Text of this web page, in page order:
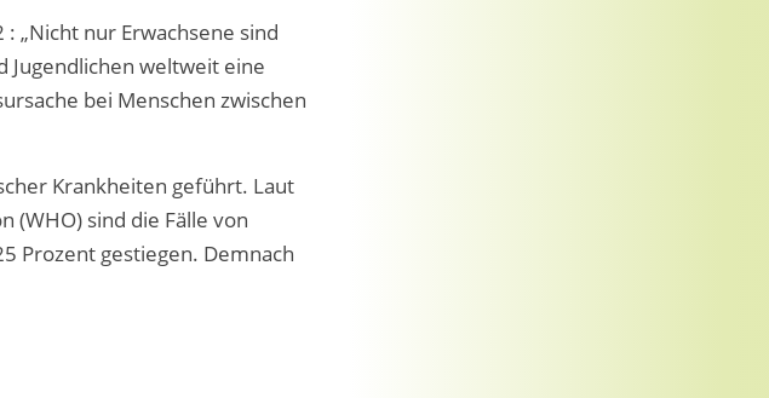
„Nicht nur Erwachsene sind
Jugendlichen weltweit eine
bei Menschen zwischen
Krankheiten geführt. Laut
(WHO) sind die Fälle von
Prozent gestiegen. Demnach